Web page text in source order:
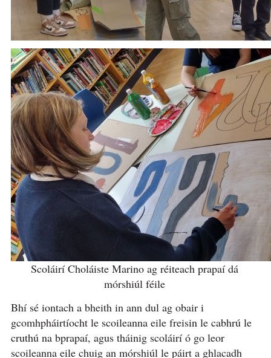
Scoláirí Choláiste Marino ag réiteach prapaí dá
mórshiúl féile
Bhí sé iontach a bheith in ann dul ag obair i
gcomhpháirtíocht le scoileanna eile freisin le cabhrú le
cruthú na bprapaí, agus tháinig scoláirí ó go leor
scoileanna eile chuig an mórshiúl le páirt a ghlacadh